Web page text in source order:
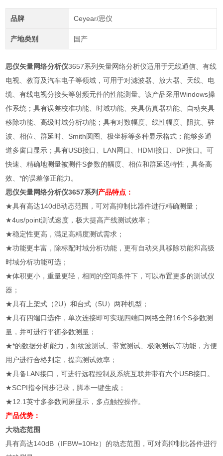
品牌 Ceyear/思仪
产地类别 国产
思仪矢量网络分析仪3657系列矢量网络分析仪适用于无线通信、有线
电视、教育及汽车电子等领域，可用于对滤波器、放大器、天线、电
缆、有线电视分接头等射频元件的性能测量。该产品采用Windows操
作系统；具有误差校准功能、时域功能、夹具仿真器功能、自动夹具
移除功能、高级时域分析功能；具有对数幅度、线性幅度、阻抗、驻
波、相位、群延时、Smith圆图、极坐标等多种显示格式；能够多通
道多窗口显示；具有USB接口、LAN网口、HDMI接口、DP接口。可
快速、精确地测量被测件S参数的幅度、相位和群延迟特性，具备高
效、*的误差修正能力。
思仪矢量网络分析仪3657系列 产品特点：
★具有高达140dB动态范围，可对高抑制比器件进行精确测量；
★4us/point测试速度，极大提高产线测试效率；
★稳定性更高，满足高精度测试需求；
★功能更丰富，除标配时域分析功能，更有自动夹具移除功能和高级
时域分析功能可选；
★体积更小，重量更轻，相同的空间条件下，可以布置更多的测试仪
器；
★具有上架式（2U）和台式（5U）两种机型；
★具有四端口选件，单次连接即可实现四端口网络全部16个S参数测
量，并可进行平衡参数测量；
★*的数据分析能力，如纹波测试、带宽测试、极限测试等功能，方便
用户进行合格判定，提高测试效率；
★具备LAN接口，可进行远程控制及系统互联并带有六个USB接口。
★SCPI指令同步记录，脚本一键生成；
★12.1英寸多参数同屏显示，多点触控操作。
产品优势：
大动态范围
具有高达140dB（IFBW=10Hz）的动态范围，可对高抑制比器件进行